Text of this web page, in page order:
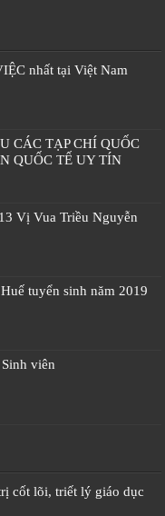
nhất tại Việt Nam
CÁC TẠP CHÍ QUỐC
QUỐC TẾ UY TÍN
Vị Vua Triều Nguyễn
tuyển sinh năm 2019
viên
cốt lõi, triết lý giáo dục